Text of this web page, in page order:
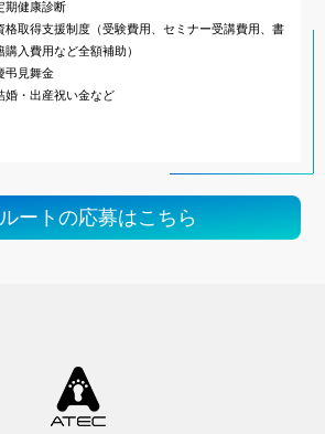
期健康診断
格取得支援制度（受験費用、セミナー受講費用、書
購入費用など全額補助）
弔見舞金
婚・出産祝い金など
ートの応募はこちら